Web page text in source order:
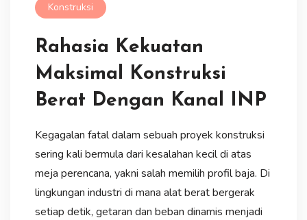
Konstruksi
Rahasia Kekuatan
Maksimal Konstruksi
Berat Dengan Kanal INP
Kegagalan fatal dalam sebuah proyek konstruksi
sering kali bermula dari kesalahan kecil di atas
meja perencana, yakni salah memilih profil baja. Di
lingkungan industri di mana alat berat bergerak
setiap detik, getaran dan beban dinamis menjadi